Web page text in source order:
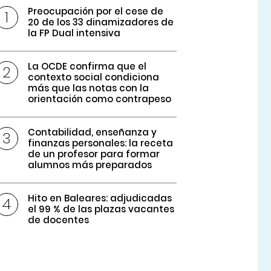
Preocupación por el cese de
20 de los 33 dinamizadores de
la FP Dual intensiva
La OCDE confirma que el
contexto social condiciona
más que las notas con la
orientación como contrapeso
Contabilidad, enseñanza y
finanzas personales: la receta
de un profesor para formar
alumnos más preparados
Hito en Baleares: adjudicadas
el 99 % de las plazas vacantes
de docentes